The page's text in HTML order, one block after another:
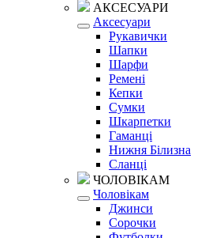
АКСЕСУАРИ
Аксесуари
Рукавички
Шапки
Шарфи
Ремені
Кепки
Сумки
Шкарпетки
Гаманці
Нижня Білизна
Сланці
ЧОЛОВІКАМ
Чоловікам
Джинси
Сорочки